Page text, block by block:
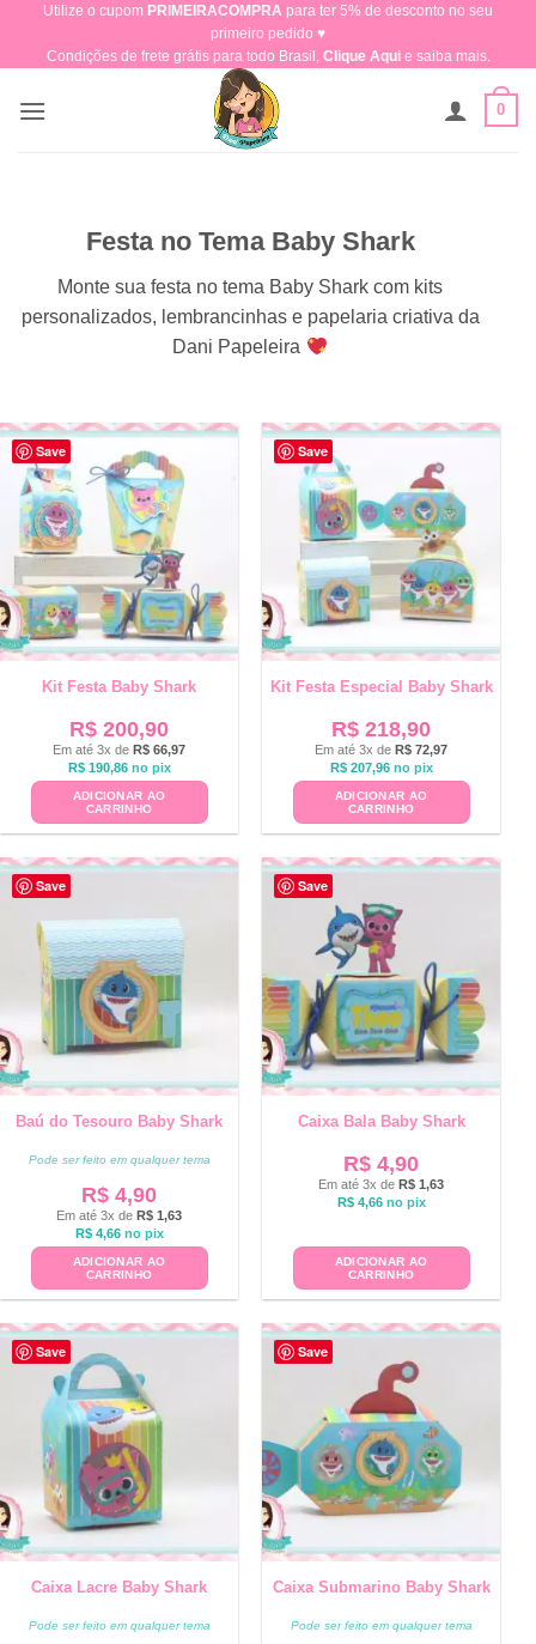
content
Utilize o cupom PRIMEIRACOMPRA para ter 5% de desconto no seu
primeiro pedido ♥​
Condições de frete grátis para todo Brasil, Clique Aquie saiba mais.
0
Festa no Tema Baby Shark
Monte sua festa no tema Baby Shark com kits
personalizados, lembrancinhas e papelaria criativa da
Dani Papeleira
Save
Kit Festa Baby Shark
R$ 200,90
Em até 3x de R$ 66,97
R$190,86 no pix
ADICIONAR AO
CARRINHO
Save
Kit Festa Especial Baby Shark
R$ 218,90
Em até 3x de R$ 72,97
R$207,96 no pix
ADICIONAR AO
CARRINHO
Save
Baú do Tesouro Baby Shark
Pode ser feito em qualquer tema
R$ 4,90
Em até 3x de R$ 1,63
R$4,66 no pix
ADICIONAR AO
CARRINHO
Save
Caixa Bala Baby Shark
R$ 4,90
Em até 3x de R$ 1,63
R$4,66 no pix
ADICIONAR AO
CARRINHO
Save
Caixa Lacre Baby Shark
Pode ser feito em qualquer tema
Save
Caixa Submarino Baby Shark
Pode ser feito em qualquer tema